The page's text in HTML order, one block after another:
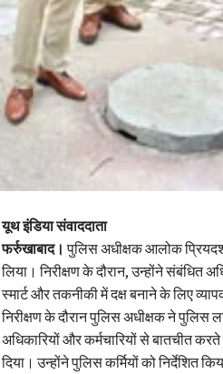
यूथ इंडिया संवाददाता
फर्रुखाबाद। पुलिस अधीक्षक आलोक
लिया। निरीक्षण के दौरान, उन्होंने संबंधित
स्मार्ट और तकनीकी में दक्ष बनाने के लिए
निरीक्षण के दौरान पुलिस अधीक्षक ने पुलिस
अधिकारियों और कर्मचारियों से बातचीत
दिया। उन्होंने पुलिस कर्मियों को निर्देशित